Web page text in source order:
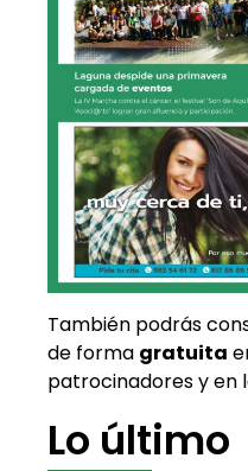
También podrás
de forma gratuita
patrocinadores y en
Lo último